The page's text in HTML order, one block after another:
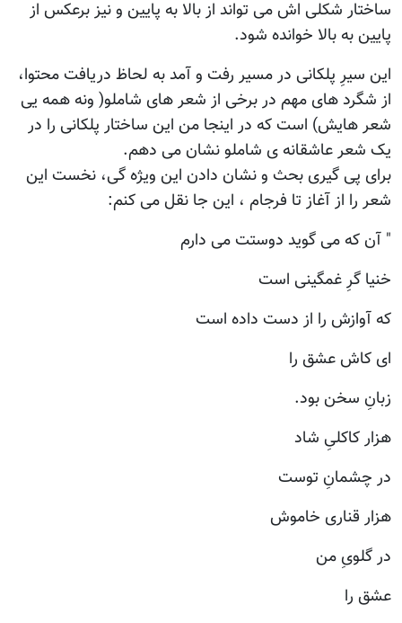
ساختار شکلی اش می تواند از بالا به پایین و نیز برعکس از
پایین به بالا خوانده شود.
این سیرِ پلکانی در مسیر رفت و آمد به لحاظ دریافت محتوا،
از شگرد های مهم در برخی از شعر های شاملو( ونه همه یی
شعر هایش) است که در اینجا من این ساختار پلکانی را در
یک شعر عاشقانه ی شاملو نشان می دهم.
برای پی گیری بحث و نشان دادن این ویژه گی، نخست این
شعر را از آغاز تا فرجام ، این جا نقل می کنم:
" آن که می گوید دوستت می دارم
خنیا گرِ غمگینی است
که آوازش را از دست داده است
ای کاش عشق را
زبانِ سخن بود.
هزار کاکلیِ شاد
در چشمانِ توست
هزار قناری خاموش
در گلویِ من
عشق را